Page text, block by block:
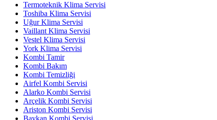
Termoteknik Klima Servisi
Toshiba Klima Servisi
Uğur Klima Servisi
Vaillant Klima Servisi
Vestel Klima Servisi
York Klima Servisi
Kombi Tamir
Kombi Bakım
Kombi Temizliği
Airfel Kombi Servisi
Alarko Kombi Servisi
Arçelik Kombi Servisi
Ariston Kombi Servisi
Baykan Kombi Servisi